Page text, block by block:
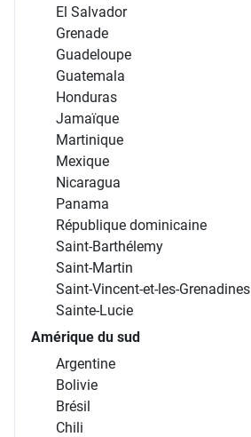
El Salvador
Grenade
Guadeloupe
Guatemala
Honduras
Jamaïque
Martinique
Mexique
Nicaragua
Panama
République dominicaine
Saint-Barthélemy
Saint-Martin
Saint-Vincent-et-les-Grenadines
Sainte-Lucie
Amérique du sud
Argentine
Bolivie
Brésil
Chili